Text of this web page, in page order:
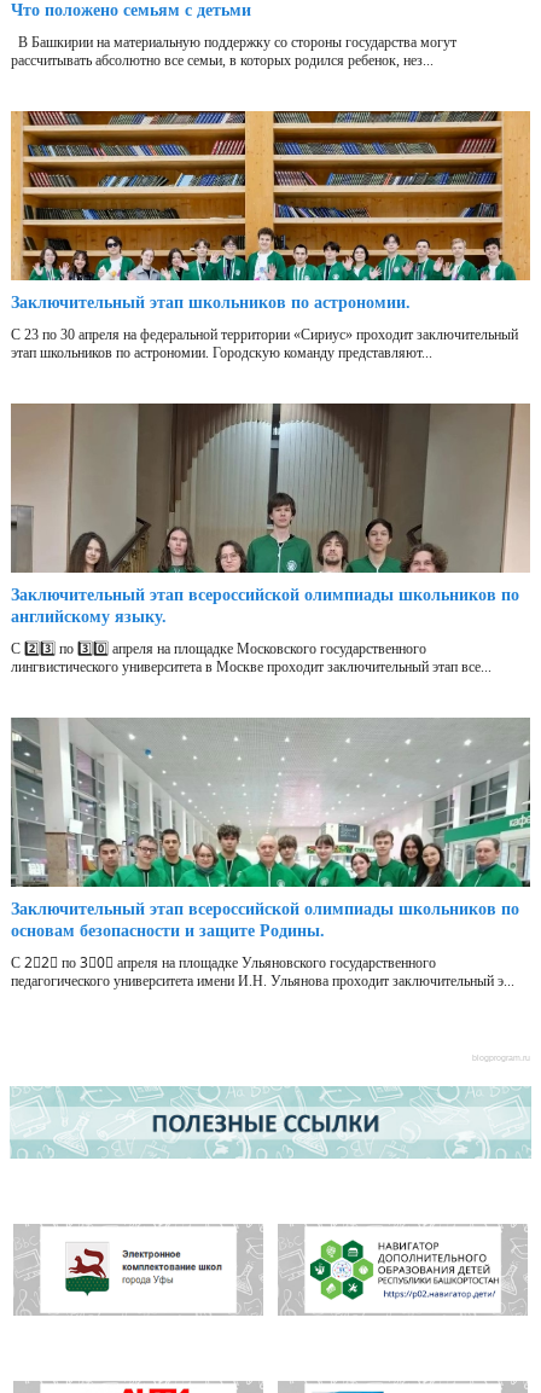
Что положено семьям с детьми
В Башкирии на материальную поддержку со стороны государства могут
рассчитывать абсолютно все семьи, в которых родился ребенок, нез...
Заключительный этап школьников по астрономии.
С 23 по 30 апреля на федеральной территории «Сириус» проходит заключительный
этап школьников по астрономии. Городскую команду представляют...
Заключительный этап всероссийской олимпиады школьников по
английскому языку.
С 2️⃣3️⃣ по 3️⃣0️⃣ апреля на площадке Московского государственного
лингвистического университета в Москве проходит заключительный этап все...
Заключительный этап всероссийской олимпиады школьников по
основам безопасности и защите Родины.
С 2⃣2⃣ по 3⃣0⃣ апреля на площадке Ульяновского государственного
педагогического университета имени И.Н. Ульянова проходит заключительный э...
blogprogram.ru